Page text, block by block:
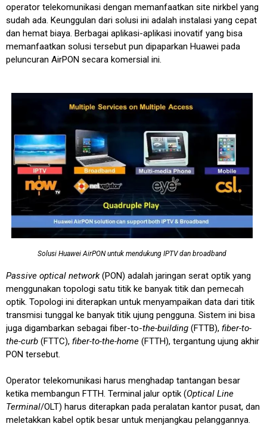
operator telekomunikasi dengan memanfaatkan site nirkbel yang
sudah ada. Keunggulan dari solusi ini adalah instalasi yang cepat
dan hemat biaya. Berbagai aplikasi-aplikasi inovatif yang bisa
memanfaatkan solusi tersebut pun dipaparkan Huawei pada
peluncuran AirPON secara komersial ini.
Solusi Huawei AirPON untuk mendukung IPTV dan broadband
Passive optical network(PON) adalah jaringan serat optik yang
menggunakan topologi satu titik ke banyak titik dan pemecah
optik. Topologi ini diterapkan untuk menyampaikan data dari titik
transmisi tunggal ke banyak titik ujung pengguna. Sistem ini bisa
juga digambarkan sebagai fiber-to-the-building (FTTB), fiber-to-
the-curb (FTTC), fiber-to-the-home (FTTH), tergantung ujung akhir
PON tersebut.
Operator telekomunikasi harus menghadap tantangan besar
ketika membangun FTTH. Terminal jalur optik (Optical Line
Terminal/OLT) harus diterapkan pada peralatan kantor pusat, dan
meletakkan kabel optik besar untuk menjangkau pelanggannya.